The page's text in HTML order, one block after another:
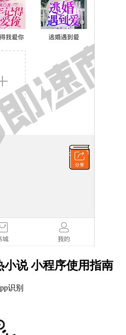
小说 小程序使用指南
识别